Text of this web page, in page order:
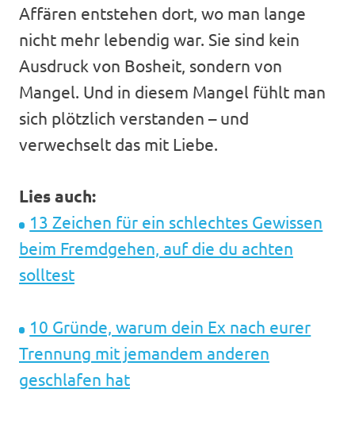
Affären entstehen dort, wo man lange
nicht mehr lebendig war. Sie sind kein
Ausdruck von Bosheit, sondern von
Mangel. Und in diesem Mangel fühlt man
sich plötzlich verstanden – und
verwechselt das mit Liebe.
Lies auch:
13 Zeichen für ein schlechtes Gewissen
beim Fremdgehen, auf die du achten
solltest
10 Gründe, warum dein Ex nach eurer
Trennung mit jemandem anderen
geschlafen hat